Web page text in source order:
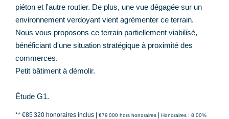
piéton et l'autre routier. De plus, une vue dégagée sur un
environnement verdoyant vient agrémenter ce terrain.
Nous vous proposons ce terrain partiellement viabilisé,
bénéficiant d'une situation stratégique à proximité des
commerces.
Petit bâtiment à démolir.
Étude G1.
** €85 320 honoraires inclus | €79 000 hors honoraires | Honoraires : 8.00%